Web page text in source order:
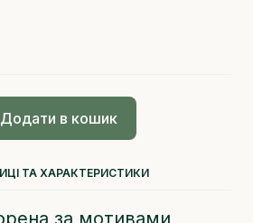
Додати в кошик
ТА ХАРАКТЕРИСТИКИ
за мотивами